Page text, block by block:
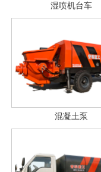
湿喷机台车
混凝土泵